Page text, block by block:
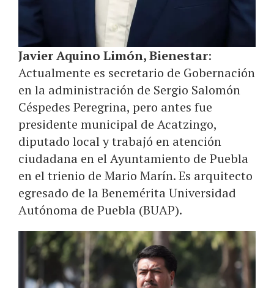
Javier Aquino Limón, Bienestar:
Actualmente es secretario de Gobernación
en la administración de Sergio Salomón
Céspedes Peregrina, pero antes fue
presidente municipal de Acatzingo,
diputado local y trabajó en atención
ciudadana en el Ayuntamiento de Puebla
en el trienio de Mario Marín. Es arquitecto
egresado de la Benemérita Universidad
Autónoma de Puebla (BUAP).